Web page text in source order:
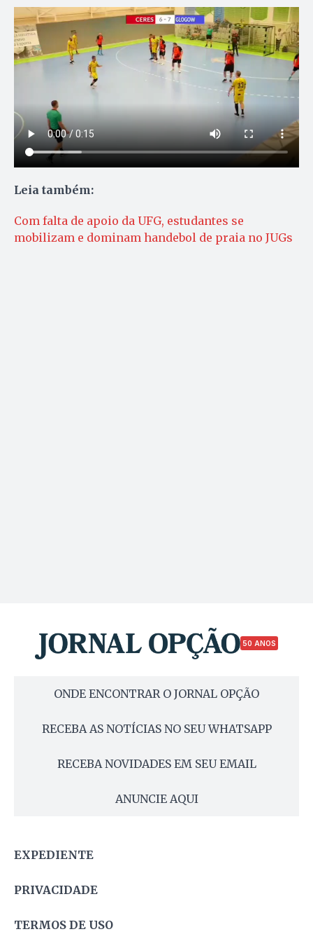
Leia também:
Com falta de apoio da UFG, estudantes se
mobilizam e dominam handebol de praia no JUGs
50 ANOS
ONDE ENCONTRAR O JORNAL OPÇÃO
RECEBA AS NOTÍCIAS NO SEU WHATSAPP
RECEBA NOVIDADES EM SEU EMAIL
ANUNCIE AQUI
EXPEDIENTE
PRIVACIDADE
TERMOS DE USO